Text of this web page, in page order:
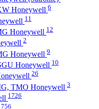
Honeywell 6
11
Honeywell 12
2
Honeywell 9
Honeywell 10
26
TMO Honeywell 3
1726
756